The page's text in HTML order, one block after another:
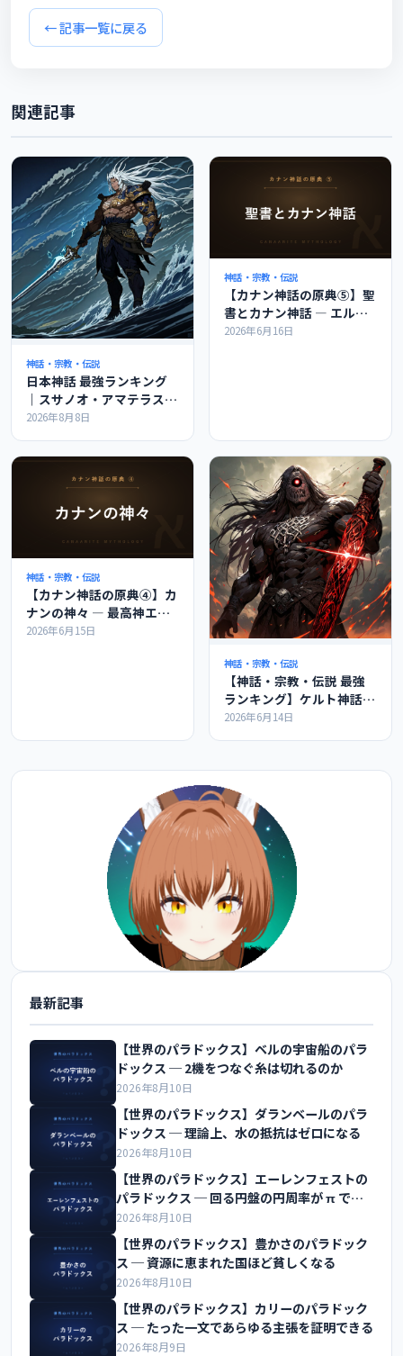
← 記事一覧に戻る
関連記事
神話・宗教・伝説
日本神話 最強ランキング
｜スサノオ・アマテラスは
世界で何位か
2026年8月8日
神話・宗教・伝説
【カナン神話の原典⑤】聖
書とカナン神話 ― エル・
バアル・レヴィアタンのつ
2026年6月16日
神話・宗教・伝説
【カナン神話の原典④】カ
ナンの神々 ― 最高神エル
とバアル、神々の会議を解
2026年6月15日
神話・宗教・伝説
【神話・宗教・伝説 最強
ランキング】ケルト神話の
最強ランキングの紹介
2026年6月14日
最新記事
【世界のパラドックス】ベルの宇宙船のパラ
ドックス ─ 2機をつなぐ糸は切れるのか
2026年8月10日
【世界のパラドックス】ダランベールのパラ
ドックス ─ 理論上、水の抵抗はゼロになる
2026年8月10日
【世界のパラドックス】エーレンフェストの
パラドックス ─ 回る円盤の円周率が π でな
くなる
2026年8月10日
【世界のパラドックス】豊かさのパラドック
ス ─ 資源に恵まれた国ほど貧しくなる
2026年8月10日
【世界のパラドックス】カリーのパラドック
ス ─ たった一文であらゆる主張を証明できる
2026年8月9日